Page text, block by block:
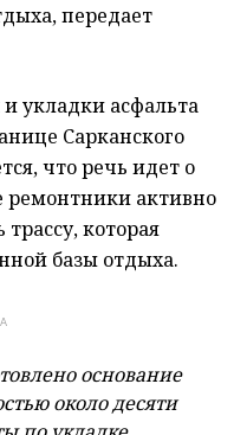
передает
укладки асфальта
Сарканского
что речь идет о
ремонтники активно
которая
базы отдыха.
основание
около десяти